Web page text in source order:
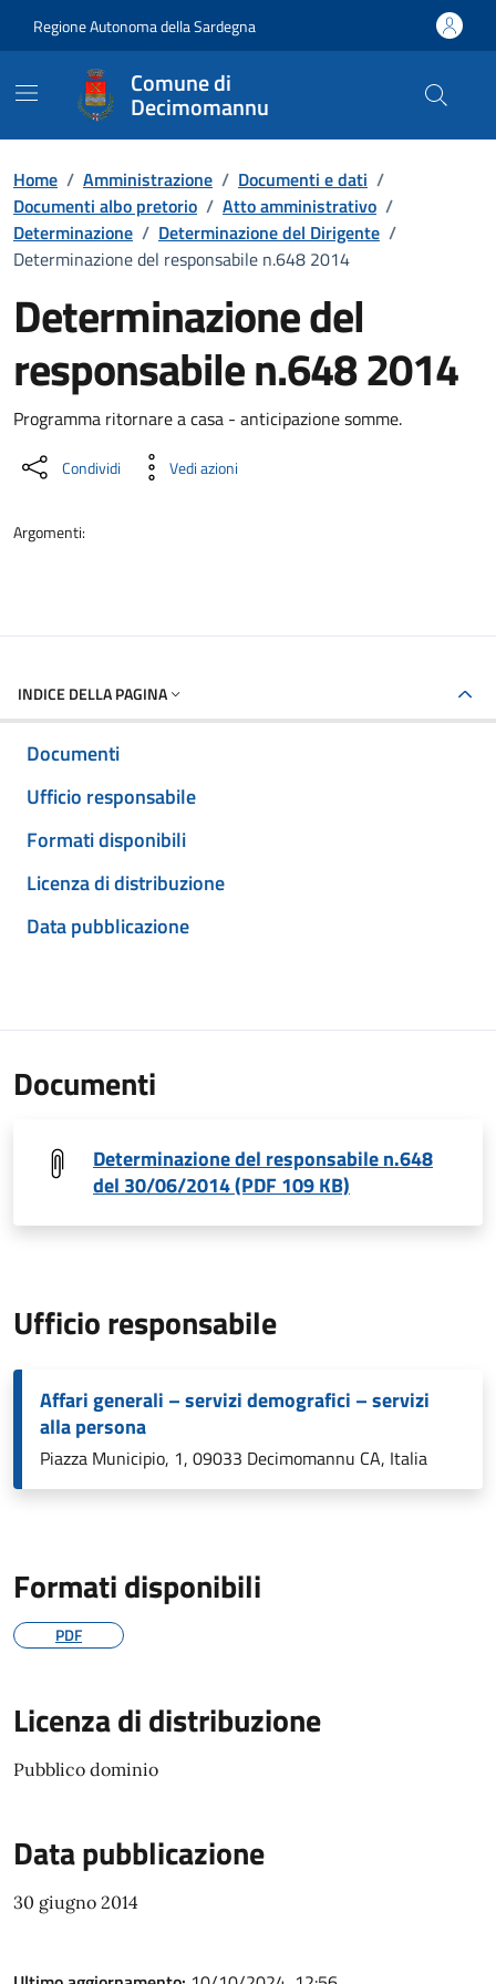
Regione Autonoma della Sardegna
Comune di
Decimomannu
Home / Amministrazione / Documenti e dati /
Documenti albo pretorio / Atto amministrativo /
Determinazione / Determinazione del Dirigente /
Determinazione del responsabile n.648 2014
Determinazione del
responsabile n.648 2014
Dettaglio del documento
Programma ritornare a casa - anticipazione somme.
Condividi Vedi azioni
Argomenti:
INDICE DELLA PAGINA
Documenti
Ufficio responsabile
Formati disponibili
Licenza di distribuzione
Data pubblicazione
Documenti
Determinazione del responsabile n.648
del 30/06/2014 (PDF 109 KB)
Ufficio responsabile
Affari generali – servizi demografici – servizi
alla persona
Piazza Municipio, 1, 09033 Decimomannu CA, Italia
Formati disponibili
PDF
Licenza di distribuzione
Pubblico dominio
Data pubblicazione
30 giugno 2014